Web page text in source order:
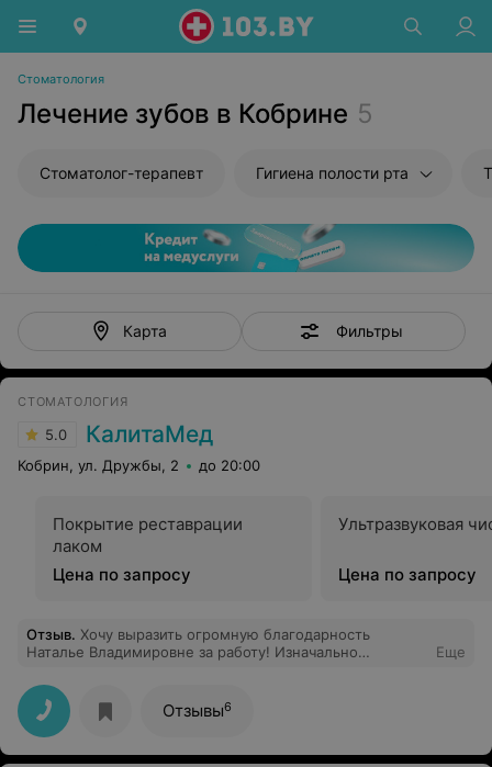
Стоматология
Лечение зубов в Кобрине 5
Стоматолог-терапевт Гигиена полости рта
Карта Фильтры
СТОМАТОЛОГИЯ
5.0 КалитаМед
Кобрин, ул. Дружбы, 2 до 20:00
Покрытие реставрации
лаком
Цена по запросу
Ультразвуковая
Цена по запросу
Отзыв. Хочу выразить огромную благодарность
Наталье Владимировне за работу! Изначально
с первого раза, т.к. есть опыт посещения других
стомат клиник. Но профессиональный подход к детям
Натальи Владимировны сделал свое дело))) : удалось
обеим дочкам сразу полечить по зубику. Дети в
восторге; уже спрашивают, когда в следующий раз
Еще
Отзывы6